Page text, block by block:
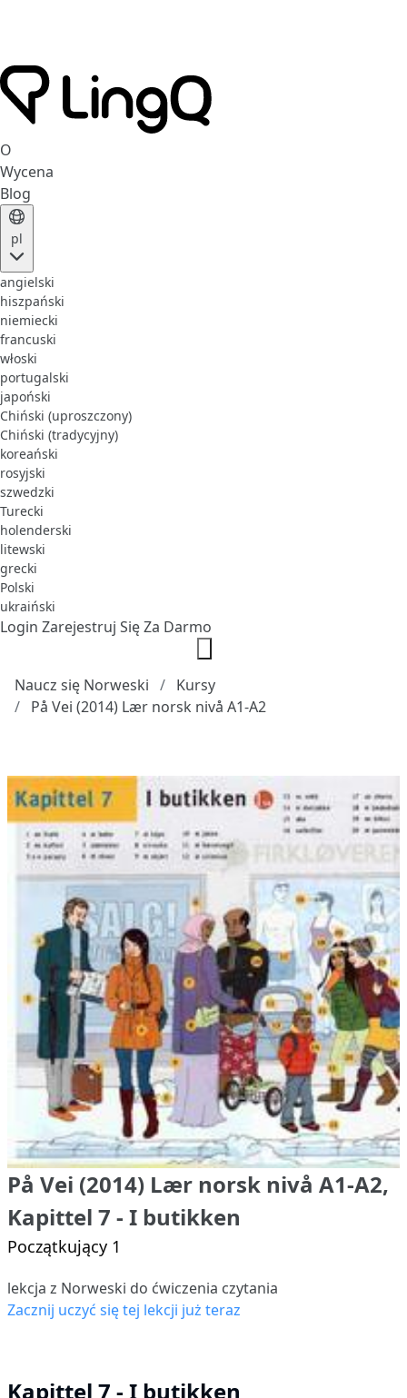
O
Wycena
Blog
pl
angielski
hiszpański
niemiecki
francuski
włoski
portugalski
japoński
Chiński (uproszczony)
Chiński (tradycyjny)
koreański
rosyjski
szwedzki
Turecki
holenderski
litewski
grecki
Polski
ukraiński
Login Zarejestruj Się Za Darmo
Naucz się Norweski
Kursy
På Vei (2014) Lær norsk nivå A1-A2
På Vei (2014) Lær norsk nivå A1-A2,
Kapittel 7 - I butikken
Początkujący 1
lekcja z Norweski do ćwiczenia czytania
Zacznij uczyć się tej lekcji już teraz
Kapittel 7 - I butikken